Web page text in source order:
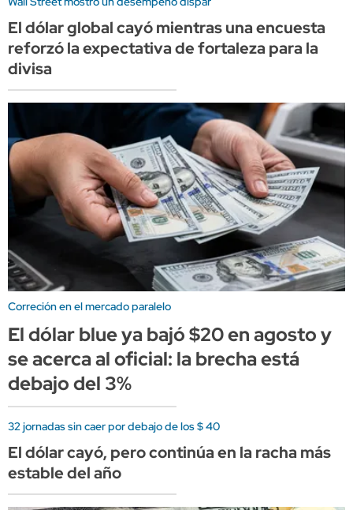
El dólar global cayó mientras una encuesta
reforzó la expectativa de fortaleza para la
divisa
Correción en el mercado paralelo
El dólar blue ya bajó $20 en agosto y
se acerca al oficial: la brecha está
debajo del 3%
32 jornadas sin caer por debajo de los $ 40
El dólar cayó, pero continúa en la racha más
estable del año